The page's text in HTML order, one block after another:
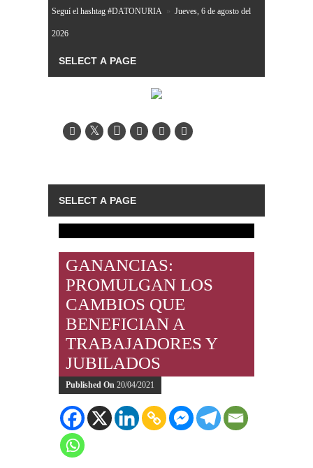
Seguí el hashtag #DATONURIA » Jueves, 6 de agosto del
2026
GANANCIAS:
PROMULGAN LOS
CAMBIOS QUE
BENEFICIAN A
TRABAJADORES Y
JUBILADOS
Published On 20/04/2021